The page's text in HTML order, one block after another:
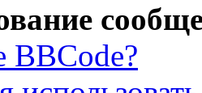
BBCode?